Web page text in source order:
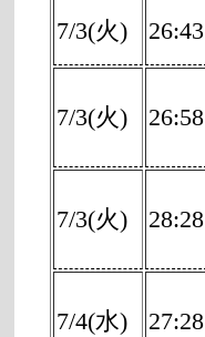
7/3(火) 26:43
7/3(火) 26:58
7/3(火) 28:28
7/4(水) 27:28